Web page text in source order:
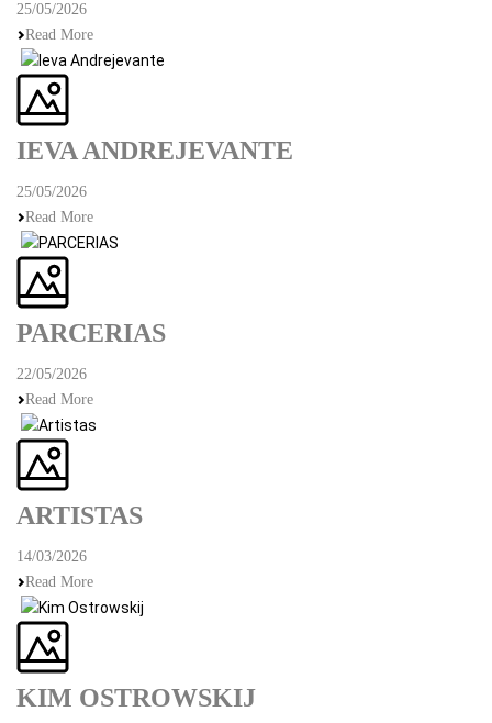
25/05/2026
Read More
IEVA ANDREJEVANTE
25/05/2026
Read More
PARCERIAS
22/05/2026
Read More
ARTISTAS
14/03/2026
Read More
KIM OSTROWSKIJ